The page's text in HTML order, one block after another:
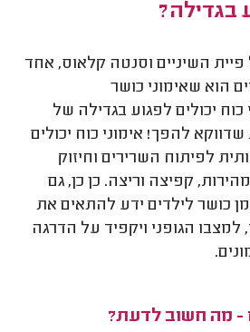
בגדילה?
השיניים וסנטה קלאוס, אחד
הוא שאימוני כושר
כוח יכולים לפגוע בגדילה של
להפך! אימוני כוח יכולים
לפיתוח השרירים וחיזוק
מהירות, קפיצה וריצה. כן כן, גם
כושר לילדים ידע להתאים את
הגופני ויקפיד על הדרגה
- מה חשוב לדעת?